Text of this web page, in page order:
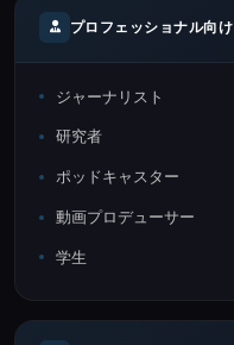
プロフェッショナル向け
ジャーナリスト
研究者
ポッドキャスター
動画プロデューサー
学生